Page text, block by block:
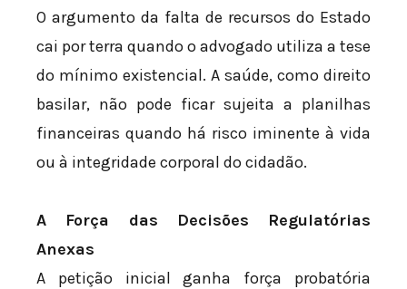
O argumento da falta de recursos do Estado
cai por terra quando o advogado utiliza a tese
do mínimo existencial. A saúde, como direito
basilar, não pode ficar sujeita a planilhas
financeiras quando há risco iminente à vida
ou à integridade corporal do cidadão.
A Força das Decisões Regulatórias
Anexas
A petição inicial ganha força probatória